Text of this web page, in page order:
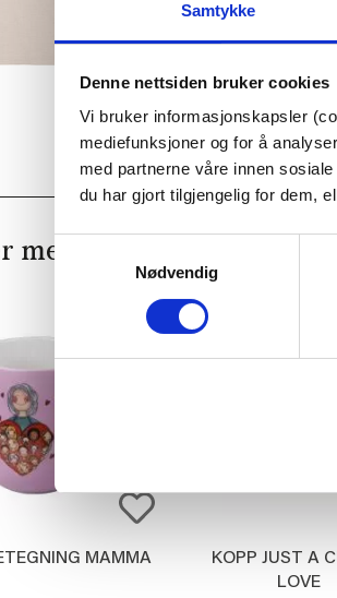
Samtykke
Denne nettsiden bruker cookies
Vi bruker informasjonskapsler
mediefunksjoner og for å
med partnerne våre innen
du har gjort tilgjengelig for dem,
Samtykkevalg
Nødvendig
med
MAMMA
KOPP JUST A
LOVE